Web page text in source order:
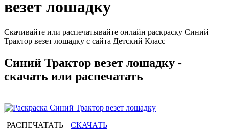
везет лошадку
Скачивайте или распечатывайте онлайн раскраску Синий
Трактор везет лошадку с сайта Детский Класс
Синий Трактор везет лошадку -
скачать или распечатать
РАСПЕЧАТАТЬ
СКАЧАТЬ